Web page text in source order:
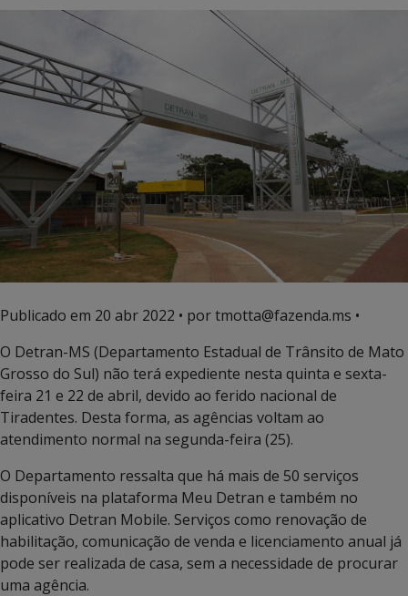
Publicado em 20 abr 2022 • por tmotta@fazenda.ms •
O Detran-MS (Departamento Estadual de Trânsito de Mato
Grosso do Sul) não terá expediente nesta quinta e sexta-
feira 21 e 22 de abril, devido ao ferido nacional de
Tiradentes. Desta forma, as agências voltam ao
atendimento normal na segunda-feira (25).
O Departamento ressalta que há mais de 50 serviços
disponíveis na plataforma Meu Detran e também no
aplicativo Detran Mobile. Serviços como renovação de
habilitação, comunicação de venda e licenciamento anual já
pode ser realizada de casa, sem a necessidade de procurar
uma agência.